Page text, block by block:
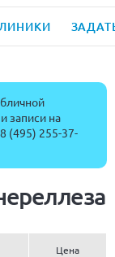
записи на
8 (495) 255-37-
Цена